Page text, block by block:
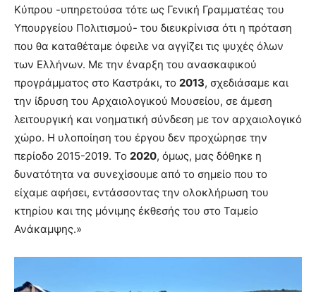
Κύπρου -υπηρετούσα τότε ως Γενική Γραμματέας του
Υπουργείου Πολιτισμού- του διευκρίνισα ότι η πρόταση
που θα καταθέταμε όφειλε να αγγίζει τις ψυχές όλων
των Ελλήνων. Με την έναρξη του ανασκαφικού
προγράμματος στο Καστράκι, το 2013, σχεδιάσαμε και
την ίδρυση του Αρχαιολογικού Μουσείου, σε άμεση
λειτουργική και νοηματική σύνδεση με τον αρχαιολογικό
χώρο. Η υλοποίηση του έργου δεν προχώρησε την
περίοδο 2015-2019. Το 2020, όμως, μας δόθηκε η
δυνατότητα να συνεχίσουμε από το σημείο που το
είχαμε αφήσει, εντάσσοντας την ολοκλήρωση του
κτηρίου και της μόνιμης έκθεσής του στο Ταμείο
Ανάκαμψης.»